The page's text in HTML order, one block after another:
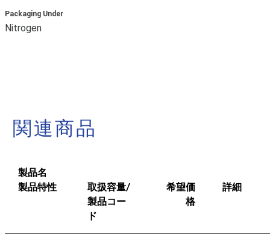
Packaging Under
Nitrogen
関連商品
製品名
製品特性
取扱容量/
製品コー
ド
希望価
格
詳細